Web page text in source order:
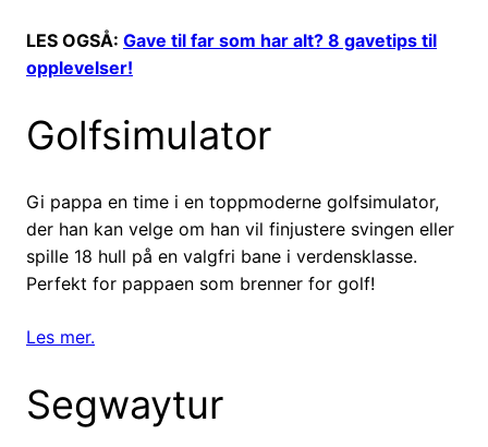
LES OGSÅ: Gave til far som har alt? 8 gavetips til
opplevelser!
Golfsimulator
Gi pappa en time i en toppmoderne golfsimulator,
der han kan velge om han vil finjustere svingen eller
spille 18 hull på en valgfri bane i verdensklasse.
Perfekt for pappaen som brenner for golf!
Les mer.
Segwaytur